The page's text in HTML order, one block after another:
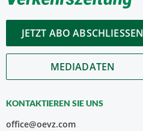
JETZT ABO ABSCHLIESSEN
MEDIADATEN
KONTAKTIEREN SIE UNS
office@oevz.com